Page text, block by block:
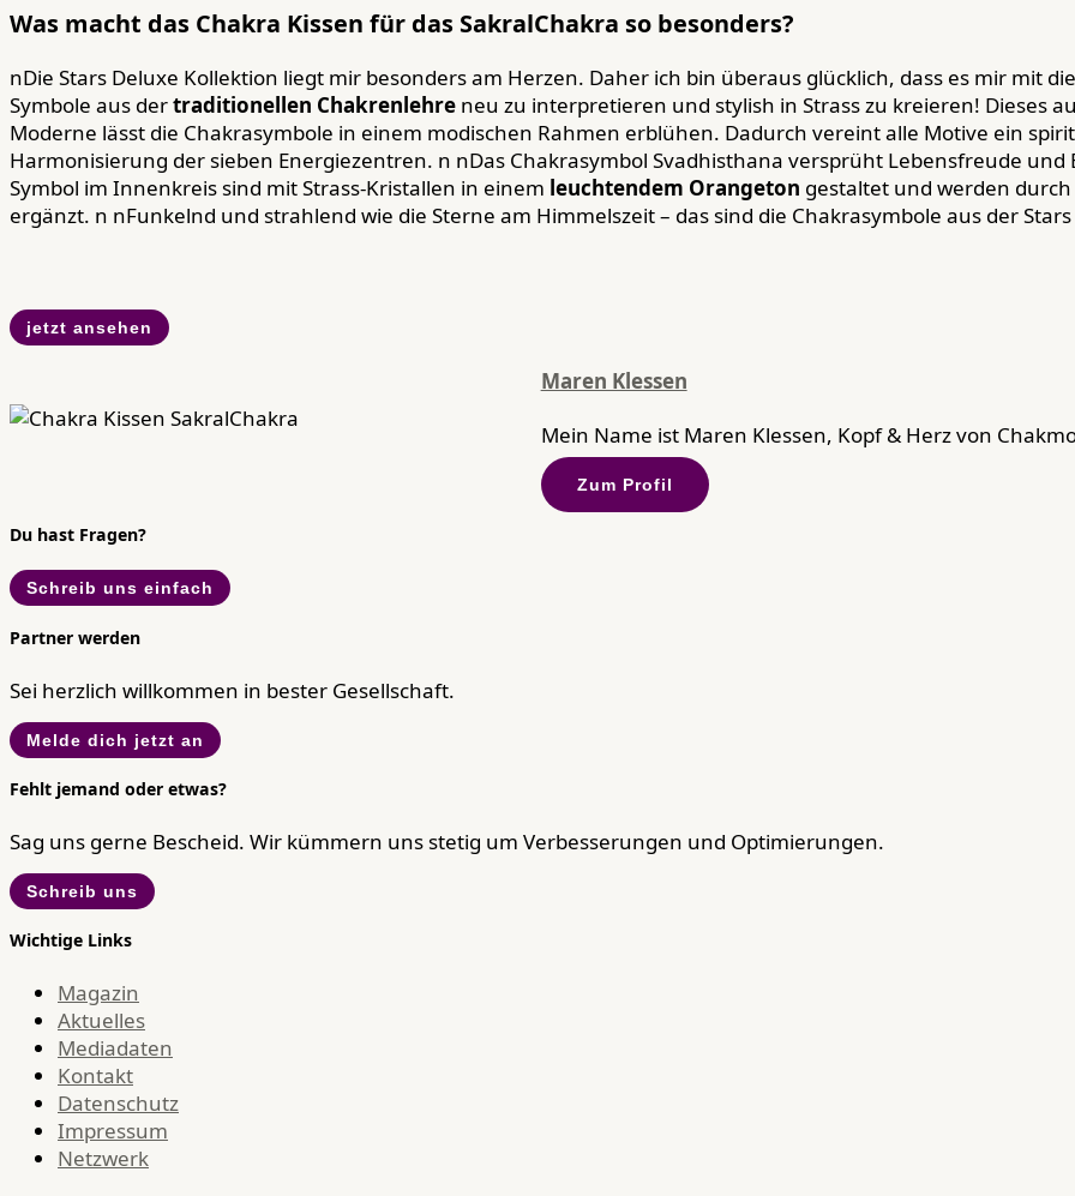
Was macht das Chakra Kissen für das SakralChakra so besonders?
nDie Stars Deluxe Kollektion liegt mir besonders am Herzen. Daher ich bin überaus glücklich, dass es mir mit
Symbole aus dertraditionellen Chakrenlehre neu zu interpretieren und stylish in Strass zu kreieren! Dieses
Moderne lässt die Chakrasymbole in einem modischen Rahmen erblühen. Dadurch vereint alle Motive ein
Harmonisierung der sieben Energiezentren. n nDas Chakrasymbol Svadhisthana versprüht Lebensfreude und
Symbol im Innenkreis sind mit Strass-Kristallen in einem leuchtendem Orangeton gestaltet und werden
ergänzt. n nFunkelnd und strahlend wie die Sterne am Himmelszeit – das sind die Chakrasymbole aus der
jetzt ansehen
Maren Klessen
Mein Name ist Maren Klessen, Kopf & Herz von
Zum Profil
Du hast Fragen?
Schreib uns einfach
Partner werden
Sei herzlich willkommen in bester Gesellschaft.
Melde dich jetzt an
Fehlt jemand oder etwas?
Sag uns gerne Bescheid. Wir kümmern uns stetig um Verbesserungen und Optimierungen.
Schreib uns
Wichtige Links
Magazin
Aktuelles
Mediadaten
Kontakt
Datenschutz
Impressum
Netzwerk